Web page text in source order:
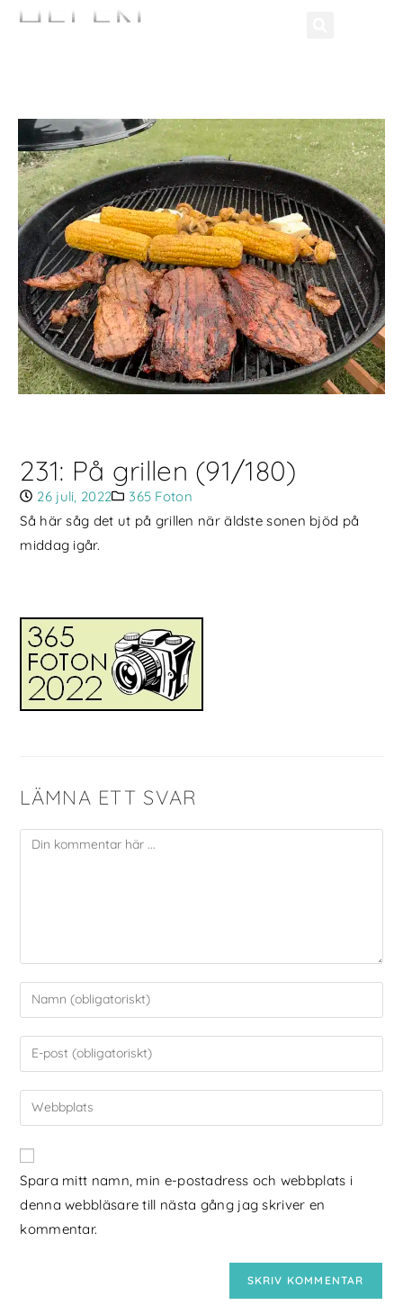
231: På grillen (91/180)
26 juli, 2022
365 Foton
Så här såg det ut på grillen när äldste sonen bjöd på
middag igår.
LÄMNA ETT SVAR
Spara mitt namn, min e-postadress och webbplats i
denna webbläsare till nästa gång jag skriver en
kommentar.